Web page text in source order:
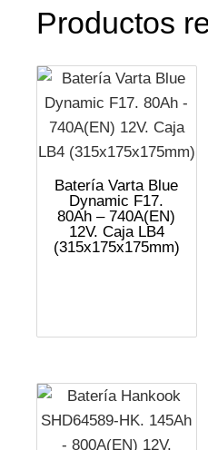
Productos
Batería Varta Blue
Dynamic F17.
80Ah – 740A(EN)
12V. Caja LB4
(315x175x175mm)